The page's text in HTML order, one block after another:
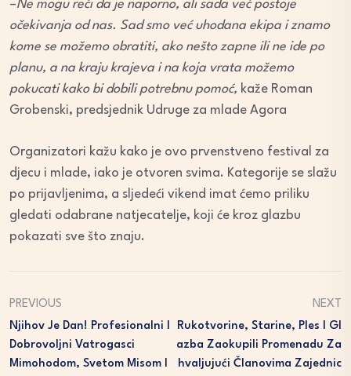
–Ne mogu reći da je naporno, ali sada već postoje
očekivanja od nas. Sad smo već uhodana ekipa i znamo
kome se možemo obratiti, ako nešto zapne ili ne ide po
planu, a na kraju krajeva i na koja vrata možemo
pokucati kako bi dobili potrebnu pomoć, kaže Roman
Grobenski, predsjednik Udruge za mlade Agora
Organizatori kažu kako je ovo prvenstveno festival za
djecu i mlade, iako je otvoren svima. Kategorije se slažu
po prijavljenima, a sljedeći vikend imat ćemo priliku
gledati odabrane natjecatelje, koji će kroz glazbu
pokazati sve što znaju.
PREVIOUS
Njihov Je Dan! Profesionalni I
Dobrovoljni Vatrogasci
Mimohodom, Svetom Misom I
NEXT
Rukotvorine, Starine, Ples I Gl
Azba Zaokupili Promenadu Za
Hvaljujući Članovima Zajednic